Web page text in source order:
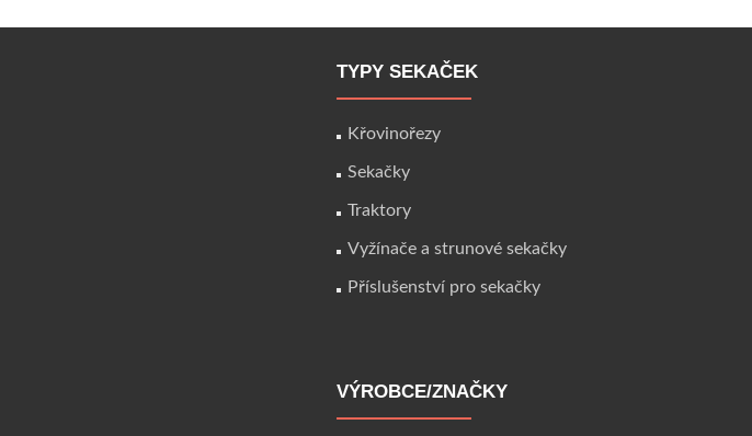
TYPY SEKAČEK
Křovinořezy
Sekačky
Traktory
Vyžínače a strunové sekačky
Příslušenství pro sekačky
VÝROBCE/ZNAČKY